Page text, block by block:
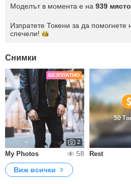
Моделът в момента е на 939 място
Изпратете Токени за да помогнете
спечели!
Снимки
БЕЗПЛАТНО
2
My Photos 58
50
Rest
Виж всички